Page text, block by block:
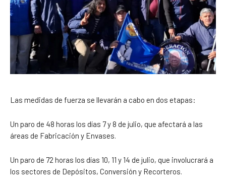
Las medidas de fuerza se llevarán a cabo en dos etapas:
Un paro de 48 horas los días 7 y 8 de julio, que afectará a las
áreas de Fabricación y Envases.
Un paro de 72 horas los días 10, 11 y 14 de julio, que involucrará a
los sectores de Depósitos, Conversión y Recorteros.